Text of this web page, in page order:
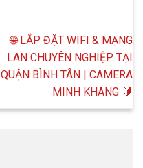
🌐 LẮP ĐẶT WIFI & MẠNG
LAN CHUYÊN NGHIỆP TẠI
QUẬN BÌNH TÂN | CAMERA
MINH KHANG 🔰